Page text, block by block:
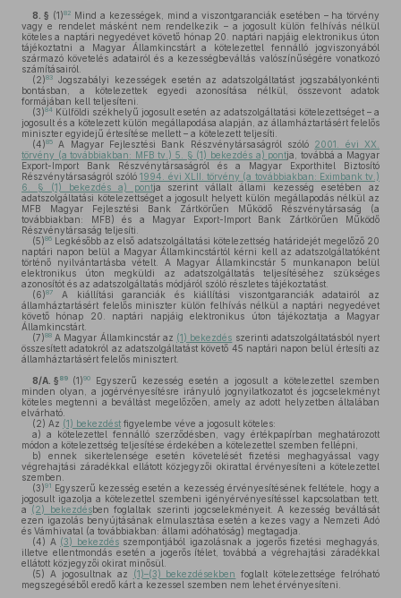
8. § (1)82 Mind a kezességek, mind a viszontgaranciák esetében – ha törvény
vagy e rendelet másként nem rendelkezik – a jogosult külön felhívás nélkül
köteles a naptári negyedévet követő hónap 20. naptári napjáig elektronikus úton
tájékoztatni a Magyar Államkincstárt a kötelezettel fennálló jogviszonyából
származó követelés adatairól és a kezességbeváltás valószínűségére vonatkozó
számításairól.
(2)83
Jogszabályi kezességek esetén az adatszolgáltatást jogszabályonkénti
bontásban, a kötelezettek egyedi azonosítása nélkül, összevont adatok
formájában kell teljesíteni.
(3)84 Külföldi székhelyű jogosult esetén az adatszolgáltatási kötelezettséget – a
jogosult és a kötelezett külön megállapodása alapján, az államháztartásért felelős
miniszter egyidejű értesítése mellett – a kötelezett teljesíti.
(4)85 A Magyar Fejlesztési Bank Részvénytársaságról szóló 2001. évi XX.
törvény (a továbbiakban: MFB tv.) 5. § (1) bekezdés a) pontja, továbbá a Magyar
Export-Import Bank Részvénytársaságról és a Magyar Exporthitel Biztosító
Részvénytársaságról szóló1994. évi XLII. törvény (a továbbiakban: Eximbank tv.)
6. § (1) bekezdés a) pontja szerint vállalt állami kezesség esetében az
adatszolgáltatási kötelezettséget a jogosult helyett külön megállapodás nélkül az
MFB Magyar Fejlesztési Bank Zártkörűen Működő Részvénytársaság (a
továbbiakban: MFB) és a Magyar Export-Import Bank Zártkörűen Működő
Részvénytársaság teljesíti.
(5)86 Legkésőbb az első adatszolgáltatási kötelezettség határidejét megelőző 20
naptári napon belül a Magyar Államkincstártól kérni kell az adatszolgáltatóként
történő nyilvántartásba vételt. A Magyar Államkincstár 5 munkanapon belül
elektronikus úton megküldi az adatszolgáltatás teljesítéséhez szükséges
azonosítót és az adatszolgáltatás módjáról szóló részletes tájékoztatást.
(6)87
A kiállítási garanciák és kiállítási viszontgaranciák adatairól az
államháztartásért felelős miniszter külön felhívás nélkül a naptári negyedévet
követő hónap 20. naptári napjáig elektronikus úton tájékoztatja a Magyar
Államkincstárt.
(7)88 A Magyar Államkincstár az (1) bekezdés szerinti adatszolgáltatásból nyert
összesített adatokról az adatszolgáltatást követő 45 naptári napon belül értesíti az
államháztartásért felelős minisztert.
8/A. § 89 (1)90
Egyszerű kezesség esetén a jogosult a kötelezettel szemben
minden olyan, a jogérvényesítésre irányuló jognyilatkozatot és jogcselekményt
köteles megtenni a beváltást megelőzően, amely az adott helyzetben általában
elvárható.
(2) Az (1) bekezdést figyelembe véve a jogosult köteles:
a) a kötelezettel fennálló szerződésben, vagy értékpapírban meghatározott
módon a kötelezettség teljesítése érdekében a kötelezettel szemben fellépni,
b) ennek sikertelensége esetén követelését fizetési meghagyással vagy
végrehajtási záradékkal ellátott közjegyzői okirattal érvényesíteni a kötelezettel
szemben.
(3)91 Egyszerű kezesség esetén a kezesség érvényesítésének feltétele, hogy a
jogosult igazolja a kötelezettel szembeni igényérvényesítéssel kapcsolatban tett,
a (2) bekezdésben foglaltak szerinti jogcselekményeit. A kezesség beváltását
ezen igazolás benyújtásának elmulasztása esetén a kezes vagy a Nemzeti Adó
és Vámhivatal (a továbbiakban: állami adóhatóság) megtagadja.
(4) A (3) bekezdésszempontjából igazolásnak a jogerős fizetési meghagyás,
illetve ellentmondás esetén a jogerős ítélet, továbbá a végrehajtási záradékkal
ellátott közjegyzői okirat minősül.
(5) A jogosultnak az (1)–(3) bekezdésekben foglalt kötelezettsége felróható
megszegéséből eredő kárt a kezessel szemben nem lehet érvényesíteni.